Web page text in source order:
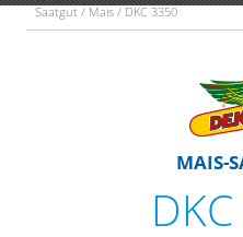
Saatgut / Mais / DKC 3350
MAIS-